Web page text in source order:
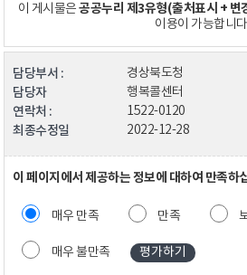
이 게시물은공공누리 제3유형(출처표시 + 변
이용이 가능합니
담당부서 : 경상북도청
담당자 행복콜센터
연락처 : 1522-0120
최종수정일 2022-12-28
이 페이지에서 제공하는 정보에 대하여 만족하
매우 만족 만족
매우 불만족